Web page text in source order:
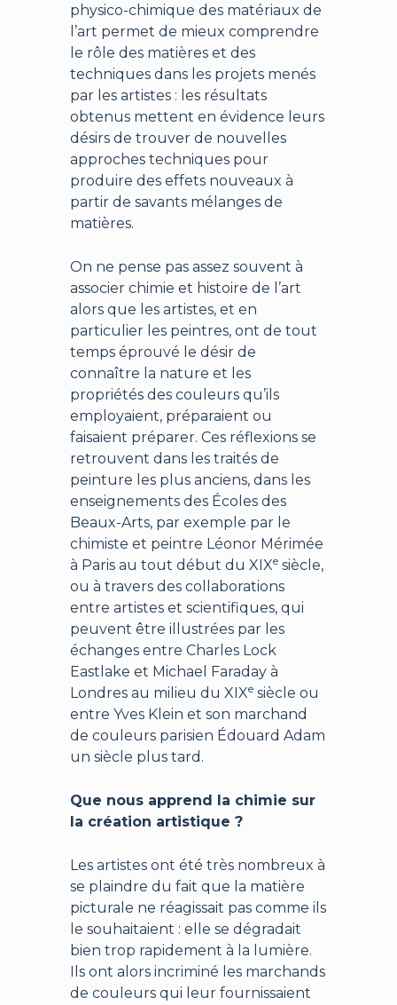
physico-chimique des matériaux de
l’art permet de mieux comprendre
le rôle des matières et des
techniques dans les projets menés
par les artistes : les résultats
obtenus mettent en évidence leurs
désirs de trouver de nouvelles
approches techniques pour
produire des effets nouveaux à
partir de savants mélanges de
matières.
On ne pense pas assez souvent à
associer chimie et histoire de l’art
alors que les artistes, et en
particulier les peintres, ont de tout
temps éprouvé le désir de
connaître la nature et les
propriétés des couleurs qu’ils
employaient, préparaient ou
faisaient préparer. Ces réflexions se
retrouvent dans les traités de
peinture les plus anciens, dans les
enseignements des Écoles des
Beaux-Arts, par exemple par le
chimiste et peintre Léonor Mérimée
à Paris au tout début du XIXe siècle,
ou à travers des collaborations
entre artistes et scientifiques, qui
peuvent être illustrées par les
échanges entre Charles Lock
Eastlake et Michael Faraday à
Londres au milieu du XIXe siècle ou
entre Yves Klein et son marchand
de couleurs parisien Édouard Adam
un siècle plus tard.
Que nous apprend la chimie sur
la création artistique ?
Les artistes ont été très nombreux à
se plaindre du fait que la matière
picturale ne réagissait pas comme ils
le souhaitaient : elle se dégradait
bien trop rapidement à la lumière.
Ils ont alors incriminé les marchands
de couleurs qui leur fournissaient